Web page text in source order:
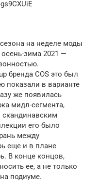
на неделе моды
зима 2021 —
бренда COS это был
показали в варианте
же появилась
мидл-сегмента,
его было
между
еще и в плане
В конце концов,
ее, а не только
подиуме.